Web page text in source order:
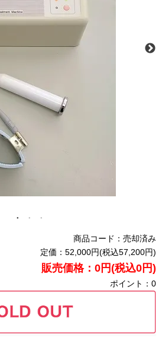
商品コード：売却済み
定価：52,000円(税込57,200円)
販売価格：0円(税込0円)
ポイント：0